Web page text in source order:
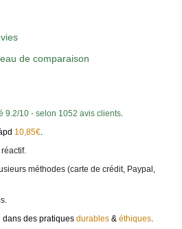
de comparaison
9.2/10 - selon 1052 avis clients
10,85€
méthodes (carte de crédit, Paypal,
dans des pratiques durables & éthiques